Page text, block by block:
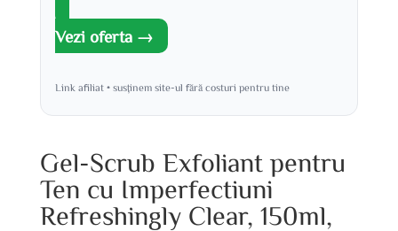
Vezi oferta →
Link afiliat • susținem site-ul fără costuri pentru tine
Gel-Scrub Exfoliant pentru
Ten cu Imperfectiuni
Refreshingly Clear, 150ml,